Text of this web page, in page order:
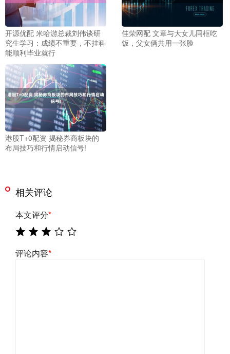
开源优配 米哈游总裁刘伟谈研
究生学习：成绩不重要，不挂科
能顺利毕业就行
佳荣网配 文章与大女儿同框吃
饭，父女俩共用一张脸
港股T+0配资 揭秘券商板块的
布局技巧和行情启动信号!
相关评论
本文评分*
评论内容*